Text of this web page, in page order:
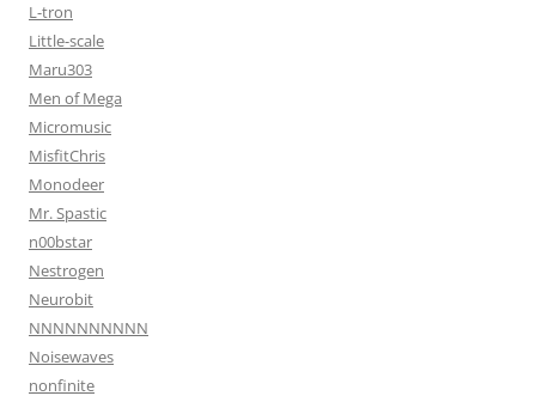
L-tron
Little-scale
Maru303
Men of Mega
Micromusic
MisfitChris
Monodeer
Mr. Spastic
n00bstar
Nestrogen
Neurobit
NNNNNNNNNN
Noisewaves
nonfinite